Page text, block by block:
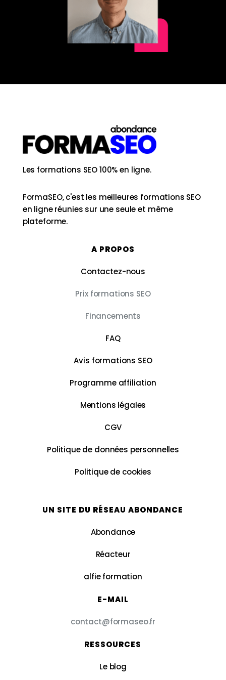
Les formations SEO 100% en ligne.
FormaSEO, c'est les meilleures formations SEO
en ligne réunies sur une seule et même
plateforme.
A PROPOS
Contactez-nous
Prix formations SEO
Financements
FAQ
Avis formations SEO
Programme affiliation
Mentions légales
CGV
Politique de données personnelles
Politique de cookies
UN SITE DU RÉSEAU ABONDANCE
Abondance
Réacteur
alfie formation
E-MAIL
contact@formaseo.fr
RESSOURCES
Le blog